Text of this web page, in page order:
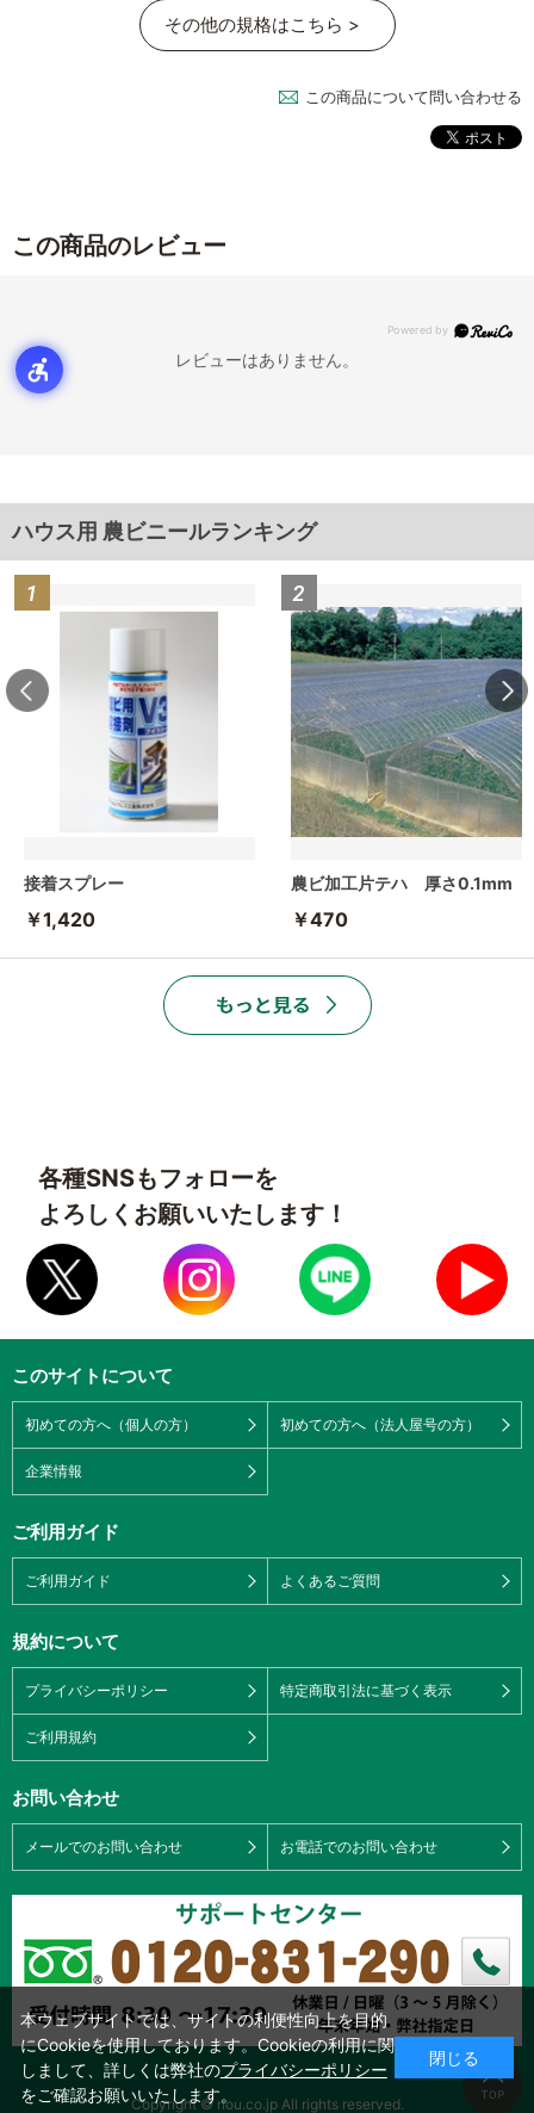
その他の規格はこちら >
この商品について問い合わせる
この商品のレビュー
レビューはありません。
ハウス用 農ビニールランキング
接着スプレー
￥1,420
農ビ加工片テハ 厚さ0.1mm
￥470
各種SNSもフォローを
よろしくお願いいたします！
このサイトについて
初めての方へ（個人の方） 初めての方へ（法人屋号の方）
企業情報
ご利用ガイド
ご利用ガイド よくあるご質問
規約について
プライバシーポリシー 特定商取引法に基づく表示
ご利用規約
お問い合わせ
メールでのお問い合わせ お電話でのお問い合わせ
Copyright © nou.co.jp All rights reserved.
本ウェブサイトでは、サイトの利便性向上を目的
にCookieを使用しております。Cookieの利用に関
しまして、詳しくは弊社のプライバシーポリシー
をご確認お願いいたします。
閉じる